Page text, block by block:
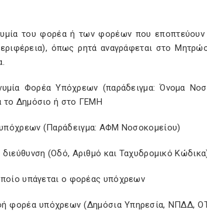
του φορέα ή των φορέων που εποπτεύουν
όπως ρητά αναγράφεται στο
Φορέα Υπόχρεων (παράδειγμα: Όνομα
το Δημόσιο ή στο ΓΕΜΗ
(Παράδειγμα: ΑΦΜ Νοσοκομείου)
διεύθυνση (Οδό, Αριθμό και Ταχυδρομικό
υπάγεται ο φορέας υπόχρεων
φορέα υπόχρεων (Δημόσια Υπηρεσία, ΝΠΔΔ,